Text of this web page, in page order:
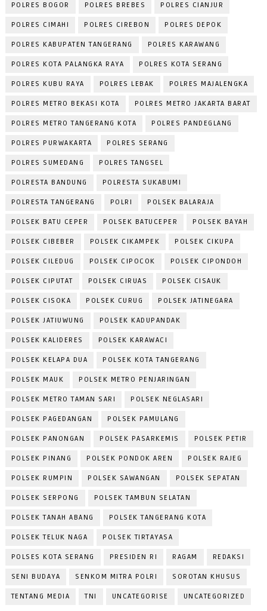
POLRES BOGOR POLRES BREBES POLRES CIANJUR
POLRES CIMAHI POLRES CIREBON POLRES DEPOK
POLRES KABUPATEN TANGERANG POLRES KARAWANG
POLRES KOTA PALANGKA RAYA POLRES KOTA SERANG
POLRES KUBU RAYA POLRES LEBAK POLRES MAJALENGKA
POLRES METRO BEKASI KOTA POLRES METRO JAKARTA BARAT
POLRES METRO TANGERANG KOTA POLRES PANDEGLANG
POLRES PURWAKARTA POLRES SERANG
POLRES SUMEDANG POLRES TANGSEL
POLRESTA BANDUNG POLRESTA SUKABUMI
POLRESTA TANGERANG POLRI POLSEK BALARAJA
POLSEK BATU CEPER POLSEK BATUCEPER POLSEK BAYAH
POLSEK CIBEBER POLSEK CIKAMPEK POLSEK CIKUPA
POLSEK CILEDUG POLSEK CIPOCOK POLSEK CIPONDOH
POLSEK CIPUTAT POLSEK CIRUAS POLSEK CISAUK
POLSEK CISOKA POLSEK CURUG POLSEK JATINEGARA
POLSEK JATIUWUNG POLSEK KADUPANDAK
POLSEK KALIDERES POLSEK KARAWACI
POLSEK KELAPA DUA POLSEK KOTA TANGERANG
POLSEK MAUK POLSEK METRO PENJARINGAN
POLSEK METRO TAMAN SARI POLSEK NEGLASARI
POLSEK PAGEDANGAN POLSEK PAMULANG
POLSEK PANONGAN POLSEK PASARKEMIS POLSEK PETIR
POLSEK PINANG POLSEK PONDOK AREN POLSEK RAJEG
POLSEK RUMPIN POLSEK SAWANGAN POLSEK SEPATAN
POLSEK SERPONG POLSEK TAMBUN SELATAN
POLSEK TANAH ABANG POLSEK TANGERANG KOTA
POLSEK TELUK NAGA POLSEK TIRTAYASA
POLSES KOTA SERANG PRESIDEN RI RAGAM REDAKSI
SENI BUDAYA SENKOM MITRA POLRI SOROTAN KHUSUS
TENTANG MEDIA TNI UNCATEGORISE UNCATEGORIZED